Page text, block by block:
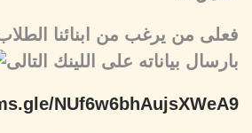
فعلى من يرغب من ابنائنا
بارسال بياناته على اللينك التالى
NUf6w6bhAujsXWeA9